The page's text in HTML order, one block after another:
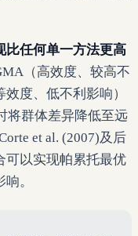
比任何单一方法更高
（高效度、较高不
度、低不利影响）
将群体差异降低至远
et al. (2007)及后
可以实现帕累托最优
。